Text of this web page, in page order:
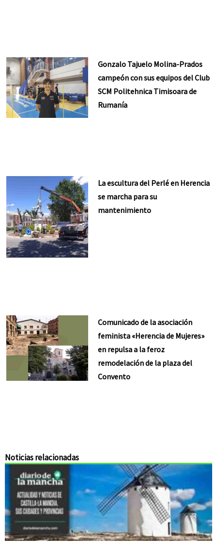
Gonzalo Tajuelo Molina-Prados
campeón con sus equipos del Club
SCM Politehnica Timisoara de
Rumanía
La escultura del Perlé en Herencia
se marcha para su
mantenimiento
Comunicado de la asociación
feminista «Herencia de Mujeres»
en repulsa a la feroz
remodelación de la plaza del
Convento
Noticias relacionadas